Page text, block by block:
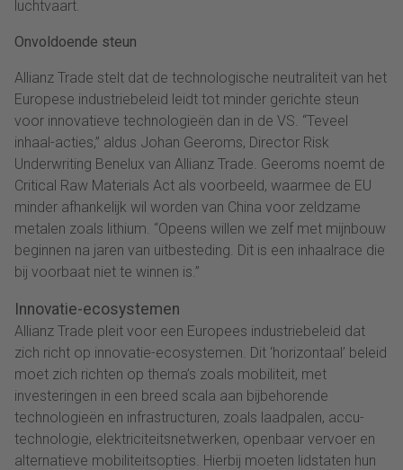
luchtvaart.
Onvoldoende steun
Allianz Trade stelt dat de technologische neutraliteit van het
Europese industriebeleid leidt tot minder gerichte steun
voor innovatieve technologieën dan in de VS. “Teveel
inhaal-acties,” aldus Johan Geeroms, Director Risk
Underwriting Benelux van Allianz Trade. Geeroms noemt de
Critical Raw Materials Act als voorbeeld, waarmee de EU
minder afhankelijk wil worden van China voor zeldzame
metalen zoals lithium. “Opeens willen we zelf met mijnbouw
beginnen na jaren van uitbesteding. Dit is een inhaalrace die
bij voorbaat niet te winnen is.”
Innovatie-ecosystemen
Allianz Trade pleit voor een Europees industriebeleid dat
zich richt op innovatie-ecosystemen. Dit ‘horizontaal’ beleid
moet zich richten op thema’s zoals mobiliteit, met
investeringen in een breed scala aan bijbehorende
technologieën en infrastructuren, zoals laadpalen, accu-
technologie, elektriciteitsnetwerken, openbaar vervoer en
alternatieve mobiliteitsopties. Hierbij moeten lidstaten hun